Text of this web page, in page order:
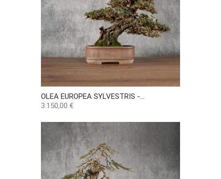
OLEA EUROPEA SYLVESTRIS -...
Precio
3.150,00 €